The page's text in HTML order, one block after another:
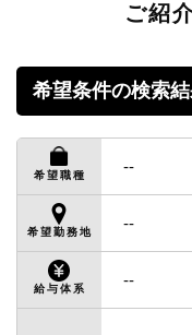
ご紹
希望条件の検索
希望職種 --
希望勤務地 --
給与体系 --